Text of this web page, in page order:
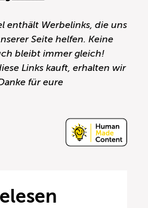
enthält Werbelinks, die uns
Seite helfen. Keine
bleibt immer gleich!
Links kauft, erhalten wir
für eure